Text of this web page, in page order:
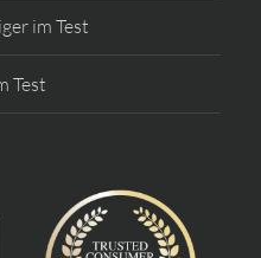
im Test
Test